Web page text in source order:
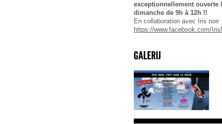
exceptionnellement ouverte
dimanche de 9h à 12h !!
En collaboration avec Iris noir
https://www.facebook.com/